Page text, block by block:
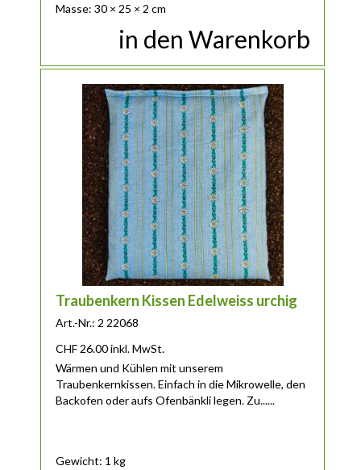
Masse: 30 × 25 × 2 cm
in den Warenkorb
Traubenkern Kissen Edelweiss urchig
Art.-Nr.: 2 22068
CHF26.00inkl. MwSt.
Wärmen und Kühlen mit unserem
Traubenkernkissen. Einfach in die Mikrowelle, den
Backofen oder aufs Ofenbänkli legen. Zu......
Gewicht: 1 kg